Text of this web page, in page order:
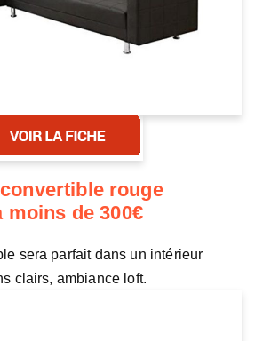
rouge
moins de 300€
sera parfait dans un intérieur
clairs, ambiance loft.